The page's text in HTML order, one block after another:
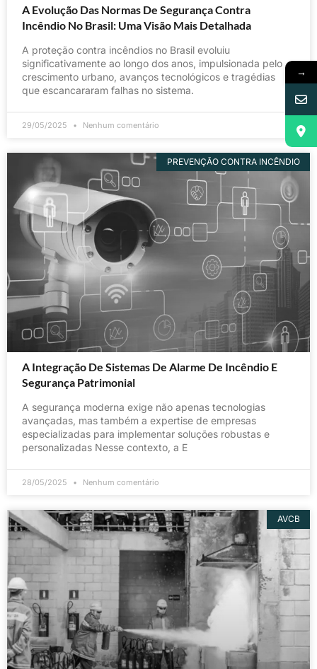
A Evolução Das Normas De Segurança Contra
Incêndio No Brasil: Uma Visão Mais Detalhada
A proteção contra incêndios no Brasil evoluiu
significativamente ao longo dos anos, impulsionada pelo
crescimento urbano, avanços tecnológicos e tragédias
que escancararam falhas no sistema.
29/05/2025 Nenhum comentário
PREVENÇÃO CONTRA INCÊNDIO
A Integração De Sistemas De Alarme De Incêndio E
Segurança Patrimonial
A segurança moderna exige não apenas tecnologias
avançadas, mas também a expertise de empresas
especializadas para implementar soluções robustas e
personalizadas Nesse contexto, a E
28/05/2025 Nenhum comentário
AVCB
→